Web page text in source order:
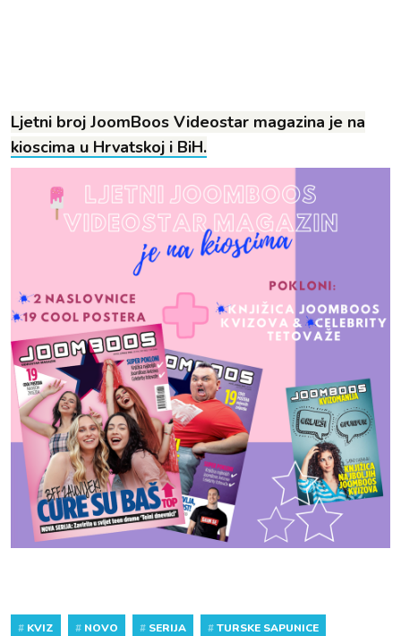
Ljetni broj JoomBoos Videostar magazina je na
kioscima u Hrvatskoj i BiH.
# KVIZ # NOVO # SERIJA #TURSKE SAPUNICE